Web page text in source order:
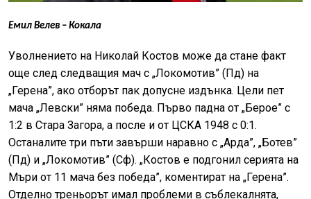
Емил Велев – Кокала
Уволнението на Николай Костов може да стане факт
още след следващия мач с „Локомотив” (Пд) на
„Герена”, ако отборът пак допусне издънка. Цели пет
мача „Левски” няма победа. Първо падна от „Берое” с
1:2 в Стара Загора, а после и от ЦСКА 1948 с 0:1.
Останалите три пъти завърши наравно с „Арда”, „Ботев”
(Пд) и „Локомотив” (Сф). „Костов е подгонил серията на
Мъри от 11 мача без победа”, коментират на „Герена”.
Отделно треньорът имал проблеми в съблекалнята,